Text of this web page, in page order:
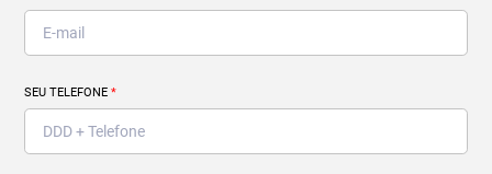
SEU TELEFONE*